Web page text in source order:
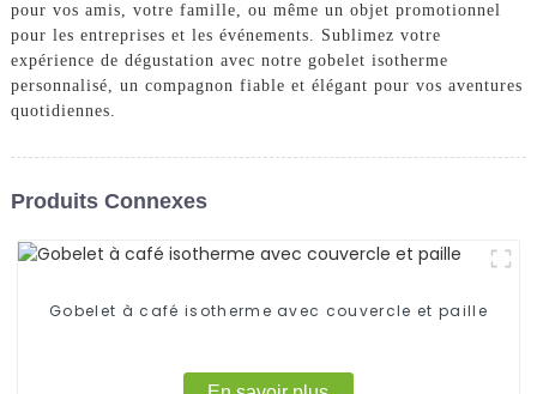
pour vos amis, votre famille, ou même un objet promotionnel
pour les entreprises et les événements. Sublimez votre
expérience de dégustation avec notre gobelet isotherme
personnalisé, un compagnon fiable et élégant pour vos aventures
quotidiennes.
Produits Connexes
Gobelet à café isotherme avec couvercle et paille